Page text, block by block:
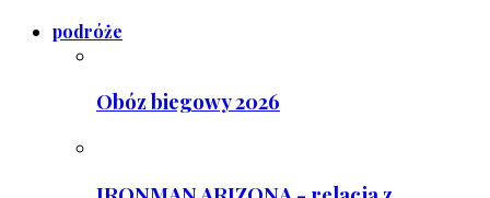
podróże
Obóz biegowy 2026